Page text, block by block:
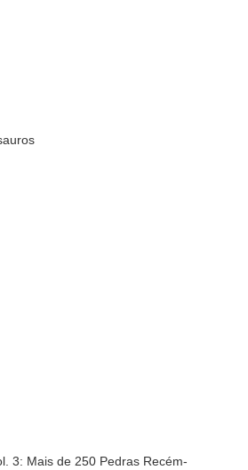
3: Mais de 250 Pedras Recém-